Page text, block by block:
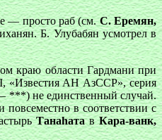
— просто раб (см.С. Еремян,
Б. Улубабян усмотрел в
краю области Гардмани при
«Известия АН АзССР», серия
***) не единственный случай.
в соответствии с
ТанаhатавКара-ванк,